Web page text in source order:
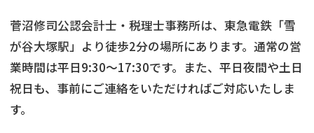
菅沼修司公認会計士・税理士事務所は、東急電鉄「雪
が谷大塚駅」より徒歩2分の場所にあります。通常の営
業時間は平日9:30～17:30です。また、平日夜間や土日
祝日も、事前にご連絡をいただければご対応いたしま
す。